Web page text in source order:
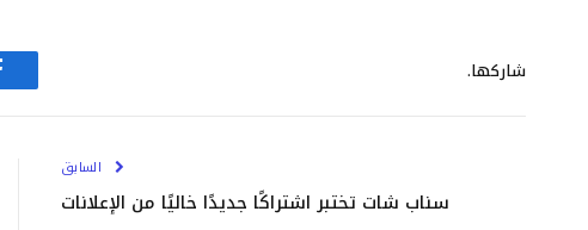
شاركها.
السابق
سناب شات تختبر اشتراكًا جديدًا خاليًا من الإعلانات